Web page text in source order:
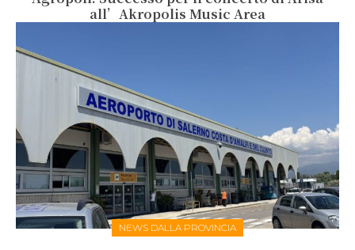
all’Akropolis Music Area
NEWS DALLA PROVINCIA